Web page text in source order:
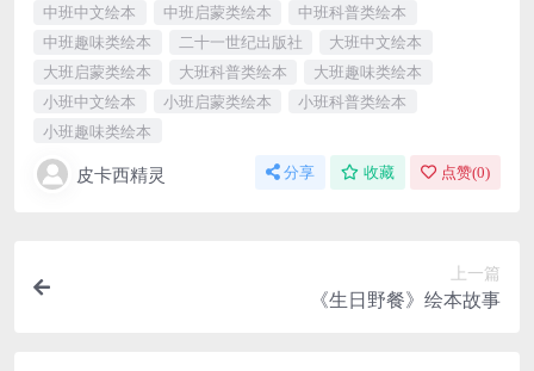
中班中文绘本
中班启蒙类绘本
中班科普类绘本
中班趣味类绘本
二十一世纪出版社
大班中文绘本
大班启蒙类绘本
大班科普类绘本
大班趣味类绘本
小班中文绘本
小班启蒙类绘本
小班科普类绘本
小班趣味类绘本
皮卡西精灵 分享 收藏 点赞(0)
上一篇
《生日野餐》绘本故事